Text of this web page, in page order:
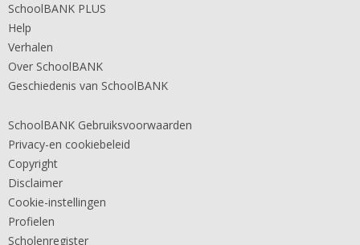
SchoolBANK PLUS
Help
Verhalen
Over SchoolBANK
Geschiedenis van SchoolBANK
SchoolBANK Gebruiksvoorwaarden
Privacy-en cookiebeleid
Copyright
Disclaimer
Cookie-instellingen
Profielen
Scholenregister